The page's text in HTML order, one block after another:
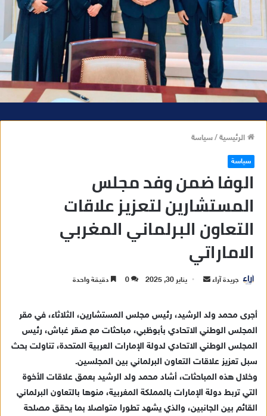
الرئيسية/سياسة
سياسة
الوفا ضمن وفد مجلس
المستشارين لتعزيز علاقات
التعاون البرلماني المغربي
الاماراتي
جريدة آراء
ب
ر
ي
د
ا
إ
يناير 30, 2025 0 دقيقة واحدة
أجرى محمد ولد الرشيد، رئيس مجلس المستشارين، الثلاثاء، في مقر
المجلس الوطني الاتحادي بأبوظبي، مباحثات مع صقر غباش، رئيس
المجلس الوطني الاتحادي لدولة الإمارات العربية المتحدة، تناولت بحث
سبل تعزيز علاقات التعاون البرلماني بين المجلسين.
وخلال هذه المباحثات، أشاد محمد ولد الرشيد بعمق علاقات الأخوة
التي تربط دولة الإمارات بالمملكة المغربية، منوها بالتعاون البرلماني
القائم بين الجانبين، والذي يشهد تطورا متواصلا بما يحقق مصلحة